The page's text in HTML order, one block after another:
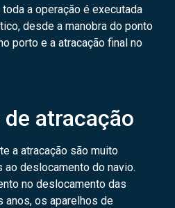
a operação é executada
desde a manobra do ponto
porto e a atracação final no
atracação
a atracação são muito
deslocamento do navio.
no deslocamento das
anos, os aparelhos de